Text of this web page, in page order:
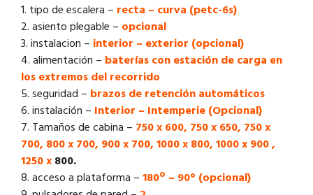
1. tipo de escalera – recta – curva (petc-6s)
2. asiento plegable – opcional
3. instalacion – interior – exterior (opcional)
4. alimentación – baterías con estación de carga en
los extremos del recorrido
5. seguridad – brazos de retención automáticos
6. instalación – Interior – Intemperie (Opcional)
7. Tamaños de cabina – 750 x 600, 750 x 650, 750 x
700, 800 x 700, 900 x 700, 1000 x 800, 1000 x 900 ,
1250 x800.
8. acceso a plataforma –180º – 90° (opcional)